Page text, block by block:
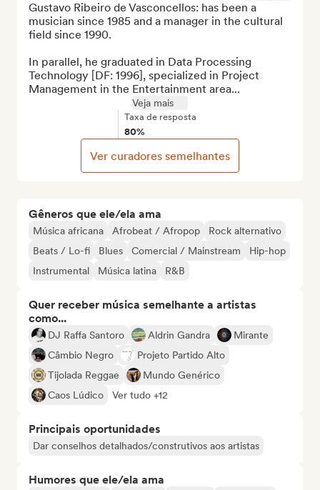
Gêneros que ele/ela ama
Música africana Afrobeat / Afropop
Rock alternativo
Beats / Lo-fi
Blues Comercial / Mainstream
Hip-hop
Instrumental
Música latina R&B
Quer receber música semelhante a artistas
como...
DJ Raffa Santoro Aldrin Gandra
Mirante
Câmbio Negro
Projeto Partido Alto
Tijolada Reggae
Mundo Genérico
Caos Lúdico
Ver tudo +12
Principais oportunidades
Dar conselhos detalhados/construtivos aos artistas
Humores que ele/ela ama
Gustavo Ribeiro de Vasconcellos: has been a
musician since 1985 and a manager in the cultural
field since 1990.
In parallel, he graduated in Data Processing
Technology [DF: 1996], specialized in Project
Management in the Entertainment area...
Veja mais
Taxa de resposta
80%
Ver curadores semelhantes